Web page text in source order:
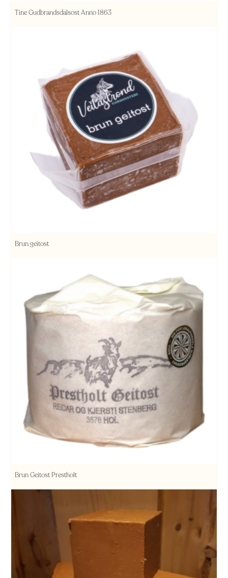
Tine Gudbrandsdalsost Anno 1863
Brun geitost
Brun Geitost Prestholt